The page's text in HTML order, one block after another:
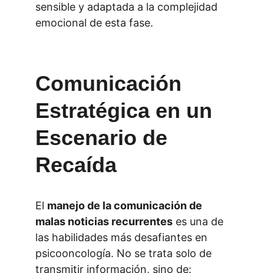
sensible y adaptada a la complejidad
emocional de esta fase.
Comunicación
Estratégica en un
Escenario de
Recaída
El manejo de la comunicación de
malas noticias recurrentes es una de
las habilidades más desafiantes en
psicooncología. No se trata solo de
transmitir información, sino de: